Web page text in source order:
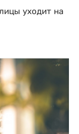
уходит на